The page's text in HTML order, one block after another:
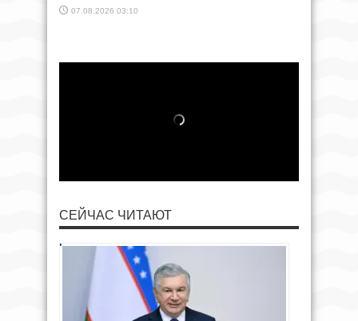
07.08.2026 03:10
СЕЙЧАС ЧИТАЮТ